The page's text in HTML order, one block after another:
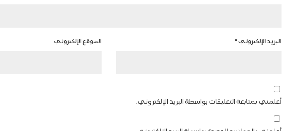
البريد الإلكتروني* الموقع الإلكتروني
أعلمني بمتابعة التعليقات بواسطة البريد الإلكتروني.